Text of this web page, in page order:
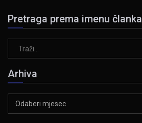
Pretraga prema imenu članka
Arhiva